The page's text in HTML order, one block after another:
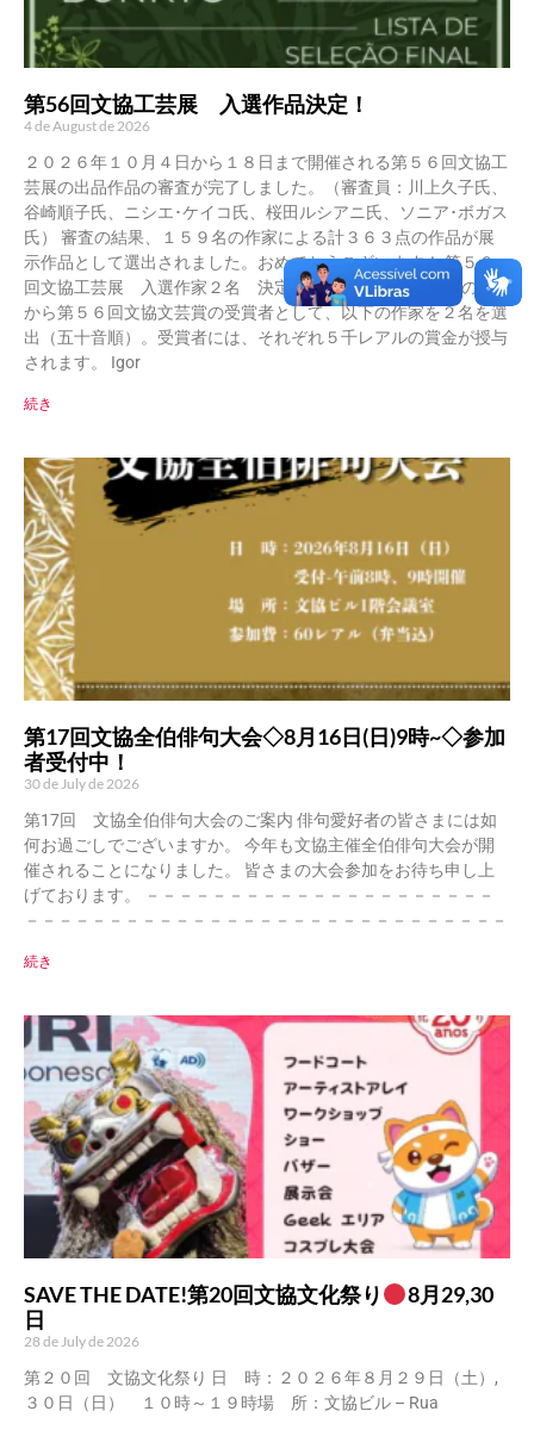
第56回文協工芸展 入選作品決定！
4 de August de 2026
２０２６年１０月４日から１８日まで開催される第５６回文協工
芸展の出品作品の審査が完了しました。（審査員：川上久子氏、
谷崎順子氏、ニシエ･ケイコ氏、桜田ルシアニ氏、ソニア･ボガス
氏） 審査の結果、１５９名の作家による計３６３点の作品が展
示作品として選出されました。おめでとうございます！ 第５６
回文協工芸展 入選作家２名 決定 審査委員会は、入選者の中
から第５６回文協文芸賞の受賞者として、以下の作家を２名を選
出（五十音順）。受賞者には、それぞれ５千レアルの賞金が授与
されます。 Igor
続き
第17回文協全伯俳句大会◇8月16日(日)9時~◇参加
者受付中！
30 de July de 2026
第17回 文協全伯俳句大会のご案内 俳句愛好者の皆さまには如
何お過ごしでございますか。 今年も文協主催全伯俳句大会が開
催されることになりました。 皆さまの大会参加をお待ち申し上
げております。 －－－－－－－－－－－－－－－－－－－－－
－－－－－－－－－－－－－－－－－－－－－－－－－－－－－
続き
SAVE THE DATE!第20回文協文化祭り
8月29,30
日
28 de July de 2026
第２０回 文協文化祭り 日 時：２０２６年８月２９日（土）,
３０日（日） １０時～１９時場 所：文協ビル – Rua